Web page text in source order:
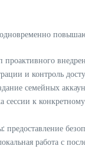
и контроль
семейных
сессии к
работа с